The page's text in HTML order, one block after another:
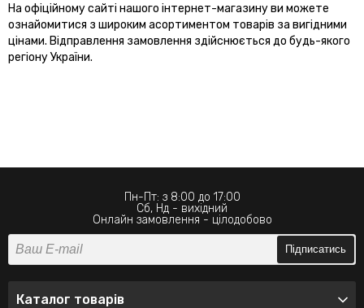
На офіційному сайті нашого інтернет-магазину ви можете
ознайомитися з широким асортиментом товарів за вигідними
цінами. Відправлення замовлення здійснюється до будь-якого
регіону України.
Пн-Пт: з 8:00 до 17:00
Сб, Нд - вихідний
Онлайн замовлення - цілодобово
Підписатись
Каталог товарів